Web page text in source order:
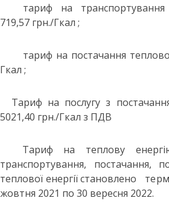
тариф на транспортування
719,57 грн./Гкал ;
тариф на постачання
Гкал ;
Тариф на послугу з
5021,40 грн./Гкал з ПДВ
Тариф на теплову
транспортування, постачання,
теплової енергії становлено
жовтня 2021 по 30 вересня 2022.